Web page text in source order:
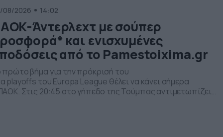
08/2026 14:02
Άντερλεχτ με σούπερ
και ενισχυμένες
από το Pamestoixima.gr
πρώτο βήμα για την πρόκρισή του
playoffs του Europa League θέλει να κάνει σήμερα
Στις 20:45 στο γήπεδο της Τούμπας αντιμετωπίζει